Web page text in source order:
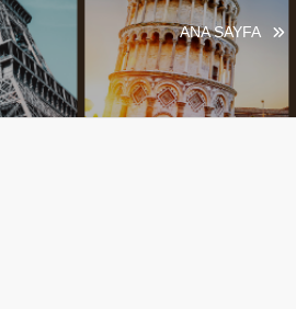
ANA SAYFA